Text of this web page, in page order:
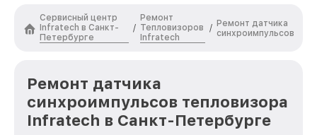
Сервисный центр
Infratech в Санкт-
Петербурге
/
Ремонт
Тепловизоров
Infratech
/ Ремонт датчика
синхроимпульсов
Ремонт датчика
синхроимпульсов тепловизора
Infratech в Санкт-Петербурге